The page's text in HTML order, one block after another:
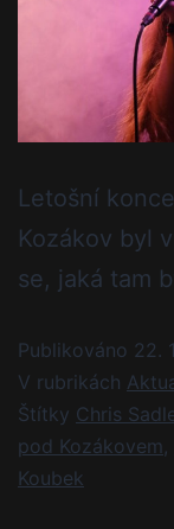
Letošní
Kozákov byl
se, jaká tam
Publikováno 22.
V rubrikách
Štítky Chris
pod Kozákovem
Koubek